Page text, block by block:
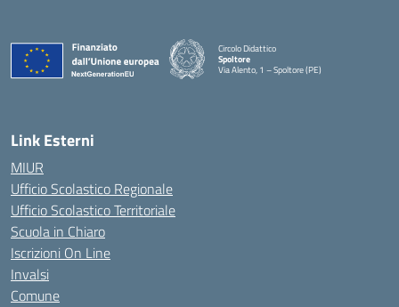
Circolo Didattico
Spoltore
Via Alento, 1 – Spoltore (PE)
— Visita la pagina iniziale della scuola
Link Esterni
MIUR
Ufficio Scolastico Regionale
Ufficio Scolastico Territoriale
Scuola in Chiaro
Iscrizioni On Line
Invalsi
Comune